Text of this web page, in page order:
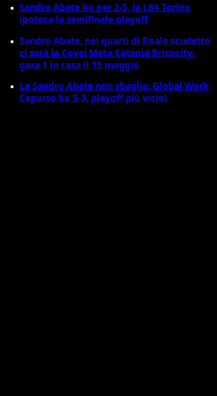
Sandro Abate ko per 2-5, la L84 Torino
ipoteca la semifinale playoff
Sandro Abate, nei quarti di finale scudetto
ci sarà la Covei Meta Catania Bricocity:
gara 1 in casa il 15 maggio
La Sandro Abate non sbaglia: Global Work
Capurso ko 5-3, playoff più vicini